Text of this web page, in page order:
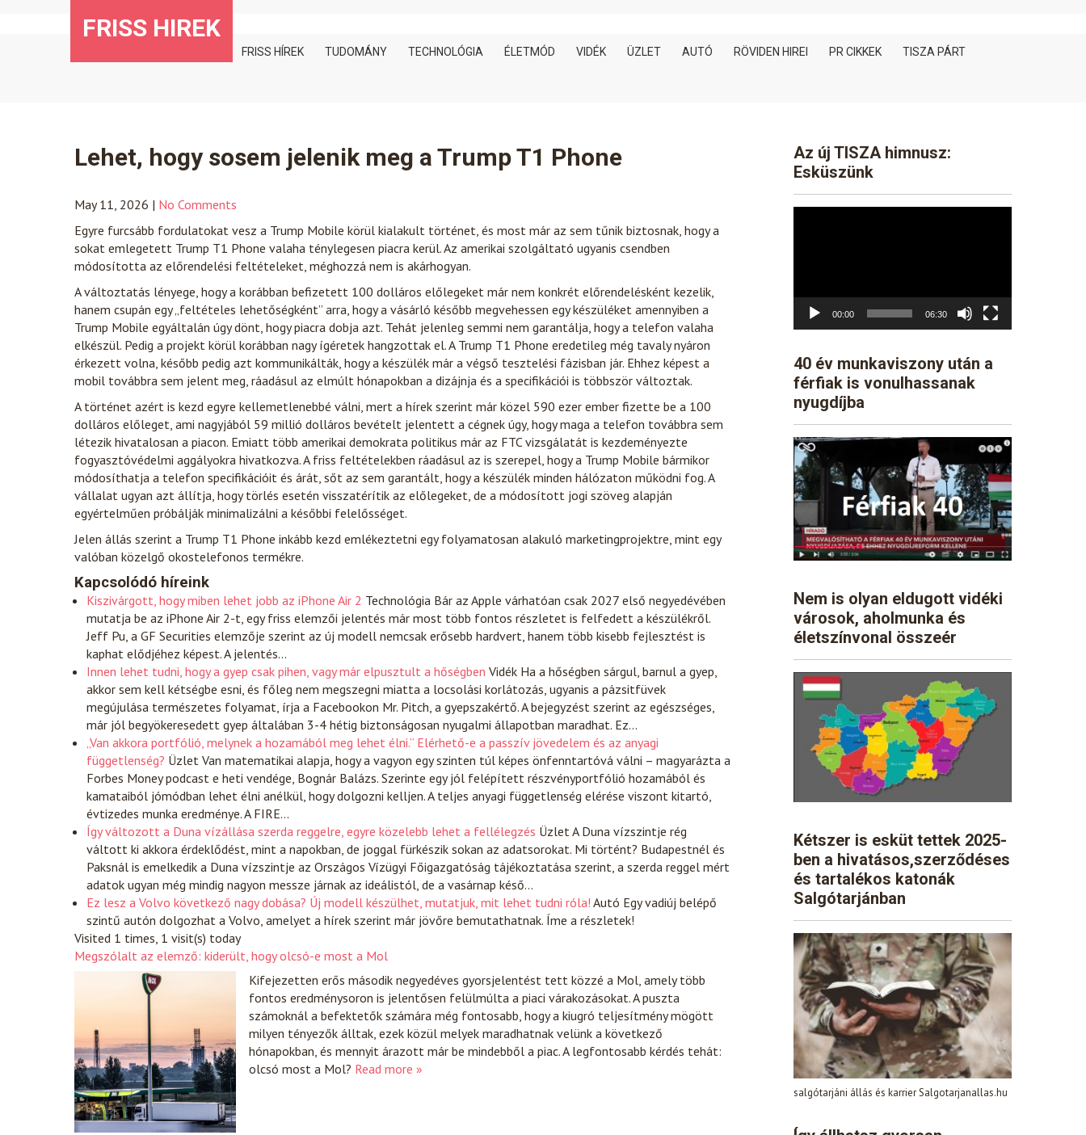
FRISS HIREK
FRISS HÍREK TUDOMÁNY TECHNOLÓGIA ÉLETMÓD VIDÉK ÜZLET AUTÓ RÖVIDEN HIREI PR CIKKEK TISZA PÁRT
Lehet, hogy sosem jelenik meg a Trump T1 Phone
May 11, 2026 | No Comments
Egyre furcsább fordulatokat vesz a Trump Mobile körül kialakult történet, és most már az sem tűnik biztosnak, hogy a
sokat emlegetett Trump T1 Phone valaha ténylegesen piacra kerül. Az amerikai szolgáltató ugyanis csendben
módosította az előrendelési feltételeket, méghozzá nem is akárhogyan.
A változtatás lényege, hogy a korábban befizetett 100 dolláros előlegeket már nem konkrét előrendelésként kezelik,
hanem csupán egy „feltételes lehetőségként” arra, hogy a vásárló később megvehessen egy készüléket amennyiben a
Trump Mobile egyáltalán úgy dönt, hogy piacra dobja azt. Tehát jelenleg semmi nem garantálja, hogy a telefon valaha
elkészül. Pedig a projekt körül korábban nagy ígéretek hangzottak el. A Trump T1 Phone eredetileg még tavaly nyáron
érkezett volna, később pedig azt kommunikálták, hogy a készülék már a végső tesztelési fázisban jár. Ehhez képest a
mobil továbbra sem jelent meg, ráadásul az elmúlt hónapokban a dizájnja és a specifikációi is többször változtak.
A történet azért is kezd egyre kellemetlenebbé válni, mert a hírek szerint már közel 590 ezer ember fizette be a 100
dolláros előleget, ami nagyjából 59 millió dolláros bevételt jelentett a cégnek úgy, hogy maga a telefon továbbra sem
létezik hivatalosan a piacon. Emiatt több amerikai demokrata politikus már az FTC vizsgálatát is kezdeményezte
fogyasztóvédelmi aggályokra hivatkozva. A friss feltételekben ráadásul az is szerepel, hogy a Trump Mobile bármikor
módosíthatja a telefon specifikációit és árát, sőt az sem garantált, hogy a készülék minden hálózaton működni fog. A
vállalat ugyan azt állítja, hogy törlés esetén visszatérítik az előlegeket, de a módosított jogi szöveg alapján
egyértelműen próbálják minimalizálni a későbbi felelősséget.
Jelen állás szerint a Trump T1 Phone inkább kezd emlékeztetni egy folyamatosan alakuló marketingprojektre, mint egy
valóban közelgő okostelefonos termékre.
Kapcsolódó híreink
Kiszivárgott, hogy miben lehet jobb az iPhone Air 2 Technológia Bár az Apple várhatóan csak 2027 első negyedévében
mutatja be az iPhone Air 2-t, egy friss elemzői jelentés már most több fontos részletet is felfedett a készülékről.
Jeff Pu, a GF Securities elemzője szerint az új modell nemcsak erősebb hardvert, hanem több kisebb fejlesztést is
kaphat elődjéhez képest. A jelentés…
Innen lehet tudni, hogy a gyep csak pihen, vagy már elpusztult a hőségben Vidék Ha a hőségben sárgul, barnul a gyep,
akkor sem kell kétségbe esni, és főleg nem megszegni miatta a locsolási korlátozás, ugyanis a pázsitfüvek
megújulása természetes folyamat, írja a Facebookon Mr. Pitch, a gyepszakértő. A bejegyzést szerint az egészséges,
már jól begyökeresedett gyep általában 3-4 hétig biztonságosan nyugalmi állapotban maradhat. Ez…
„Van akkora portfólió, melynek a hozamából meg lehet élni.” Elérhető-e a passzív jövedelem és az anyagi
függetlenség? Üzlet Van matematikai alapja, hogy a vagyon egy szinten túl képes önfenntartóvá válni – magyarázta a
Forbes Money podcast e heti vendége, Bognár Balázs. Szerinte egy jól felépített részvényportfólió hozamából és
kamataiból jómódban lehet élni anélkül, hogy dolgozni kelljen. A teljes anyagi függetlenség elérése viszont kitartó,
évtizedes munka eredménye. A FIRE…
Így változott a Duna vízállása szerda reggelre, egyre közelebb lehet a fellélegzés ÜzletA Duna vízszintje rég
váltott ki akkora érdeklődést, mint a napokban, de joggal fürkészik sokan az adatsorokat. Mi történt? Budapestnél és
Paksnál is emelkedik a Duna vízszintje az Országos Vízügyi Főigazgatóság tájékoztatása szerint, a szerda reggel mért
adatok ugyan még mindig nagyon messze járnak az ideálistól, de a vasárnap késő…
Ez lesz a Volvo következő nagy dobása? Új modell készülhet, mutatjuk, mit lehet tudni róla! Autó Egy vadiúj belépő
szintű autón dolgozhat a Volvo, amelyet a hírek szerint már jövőre bemutathatnak. Íme a részletek!
Visited 1 times, 1 visit(s) today
Megszólalt az elemző: kiderült, hogy olcsó-e most a Mol
Kifejezetten erős második negyedéves gyorsjelentést tett közzé a Mol, amely több
fontos eredménysoron is jelentősen felülmúlta a piaci várakozásokat. A puszta
számoknál a befektetők számára még fontosabb, hogy a kiugró teljesítmény mögött
milyen tényezők álltak, ezek közül melyek maradhatnak velünk a következő
hónapokban, és mennyit árazott már be mindebből a piac. A legfontosabb kérdés tehát:
olcsó most a Mol? Read more »
Az új TISZA himnusz:
Esküszünk
00:00 06:30
40 év munkaviszony után a
férfiak is vonulhassanak
nyugdíjba
Nem is olyan eldugott vidéki
városok, aholmunka és
életszínvonal összeér
Kétszer is esküt tettek 2025-
ben a hivatásos,szerződéses
és tartalékos katonák
Salgótarjánban
salgótarjáni állás és karrier Salgotarjanallas.hu